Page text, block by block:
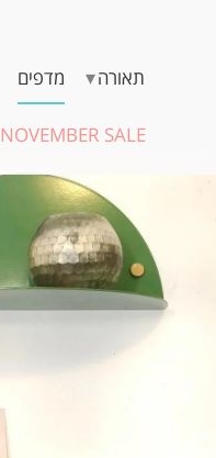
תאורה▾ מדפים
NOVEMBER SALE